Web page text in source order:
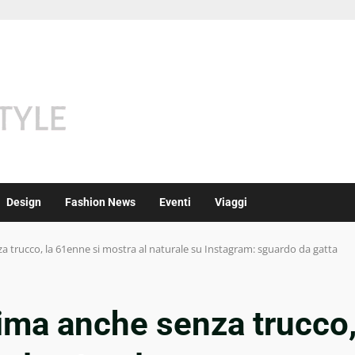
Design Fashion News Eventi Viaggi
trucco, la 61enne si mostra al naturale su Instagram: sguardo da gatta
anche senza